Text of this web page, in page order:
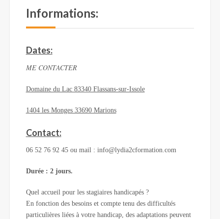
Informations:
Dates:
ME CONTACTER
Domaine du Lac 83340 Flassans-sur-Issole
1404 les Monges 33690 Marions
Contact:
06 52 76 92 45 ou mail : info@lydia2cformation.com
Durée : 2 jours.
Quel accueil pour les stagiaires handicapés ?
En fonction des besoins et compte tenu des difficultés
particulières liées à votre handicap, des adaptations peuvent